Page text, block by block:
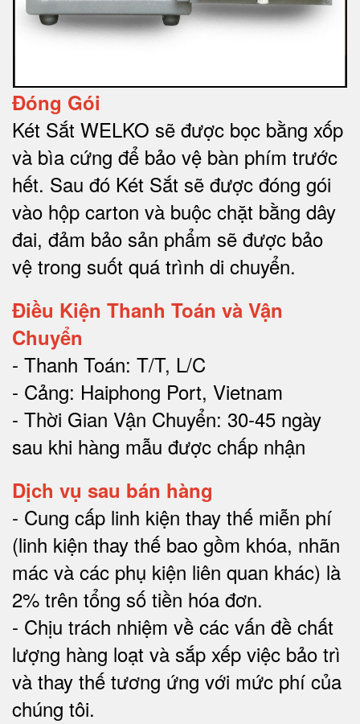
Đóng Gói
Két Sắt WELKO sẽ được bọc bằng xốp
và bìa cứng để bảo vệ bàn phím trước
hết. Sau đó Két Sắt sẽ được đóng gói
vào hộp carton và buộc chặt bằng dây
đai, đảm bảo sản phẩm sẽ được bảo
vệ trong suốt quá trình di chuyển.
Điều Kiện Thanh Toán và Vận
Chuyển
- Thanh Toán: T/T, L/C
- Cảng: Haiphong Port, Vietnam
- Thời Gian Vận Chuyển: 30-45 ngày
sau khi hàng mẫu được chấp nhận
Dịch vụ sau bán hàng
- Cung cấp linh kiện thay thế miễn phí
(linh kiện thay thế bao gồm khóa, nhãn
mác và các phụ kiện liên quan khác) là
2% trên tổng số tiền hóa đơn.
- Chịu trách nhiệm về các vấn đề chất
lượng hàng loạt và sắp xếp việc bảo trì
và thay thế tương ứng với mức phí của
chúng tôi.